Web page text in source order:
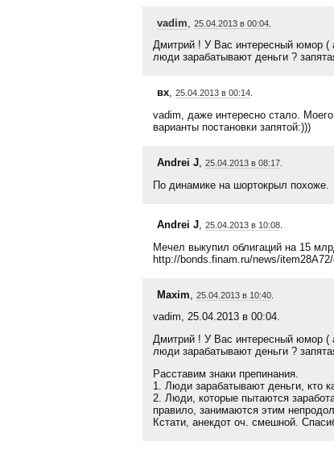
vadim 25.04.2013 в 00:04.
Дмитрий ! У Вас интересный юмор (
люди зарабатывают деньги ?
вх, 25.04.2013 в 00:14.
vadim, даже интересно стало.
варианты постановки запятой:)))
Andrei J, 25.04.2013 в 08:17.
По динамике на шортокрыл похоже.
Andrei J, 25.04.2013 в 10:08.
Мечел выкупил облигаций на 15
http://bonds.finam.ru/news/
Maxim 25.04.2013 в 10:40.
vadim, 25.04.2013 в 00:04.
Дмитрий ! У Вас интересный юмор (
люди зарабатывают деньги ?
Расставим знаки препинания.
1. Люди зарабатывают деньги, кто
2. Люди, которые пытаются
правило, занимаются этим
Кстати, анекдот оч. смешной.